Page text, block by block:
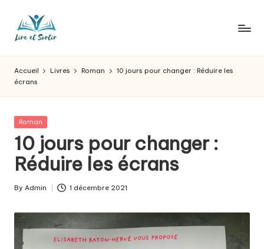
L
ir
e
e
t
s
o
r
t
ir
pour
goûts,
des
sorties
pour
tous
les
Accueil Livres Roman
10 jours pour changer : Réduire les
écrans
Posted
Roman
10 jours pour changer :
Réduire les écrans
Posted
By Admin 1 décembre 2021